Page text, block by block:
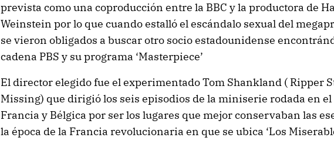
prevista como una coproducción entre la BBC y la productora de
Weinstein por lo que cuando estalló el escándalo sexual del
se vieron obligados a buscar otro socio estadounidense
cadena PBS y su programa ‘Masterpiece’
El director elegido fue el experimentado Tom Shankland ( Ripper
Missing) que dirigió los seis episodios de la miniserie rodada en el
Francia y Bélgica por ser los lugares que mejor conservaban las
la época de la Francia revolucionaria en que se ubica ‘Los